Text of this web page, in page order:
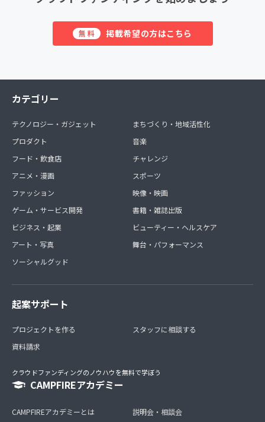
無料 掲載希望の方はこちら
カテゴリー
テクノロジー・ガジェット
プロダクト
フード・飲食店
アニメ・漫画
ファッション
ゲーム・サービス開発
ビジネス・起業
アート・写真
ソーシャルグッド
まちづくり・地域活性化
音楽
チャレンジ
スポーツ
映像・映画
書籍・雑誌出版
ビューティー・ヘルスケア
舞台・パフォーマンス
起案サポート
プロジェクトを作る
資料請求
スタッフに相談する
クラウドファンディングのノウハウを無料で学ぼう
CAMPFIREアカデミー
CAMPFIREアカデミーとは
説明会・相談会